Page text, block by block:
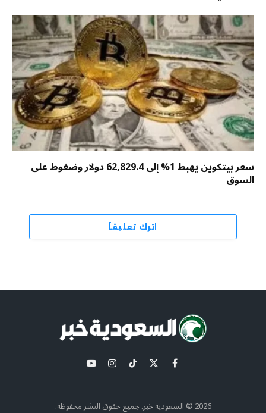
سعر بيتكوين يهبط 1% إلى 62,829.4 دولار وضغوط على
السوق
اترك تعليقاً
فيسبوك
X
(Twitter)
تيكتوكالانستغراميوتيوب
2026 © السعودية خبر. جميع حقوق النشر محفوظة.